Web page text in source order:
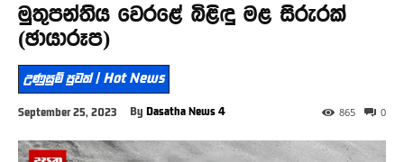
මුතුපන්තිය වෙරළේ බිළිඳු මළ සිරුරක්
(ඡායාරූප)
උණුසුම් පුවත් | Hot News
September 25, 2023 By Dasatha News 4 0
865